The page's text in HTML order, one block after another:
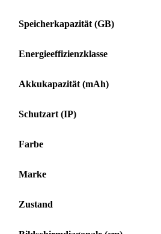
Speicherkapazität (GB)
Energieeffizienzklasse
Akkukapazität (mAh)
Schutzart (IP)
Farbe
Marke
Zustand